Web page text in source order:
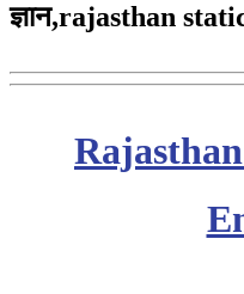
ज्ञान,rajasthan